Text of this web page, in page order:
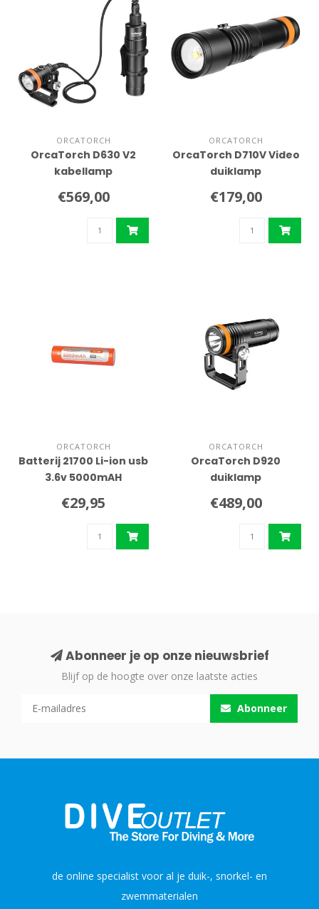
ORCATORCH
OrcaTorch D630 V2
kabellamp
€569,00
ORCATORCH
OrcaTorch D710V Video
duiklamp
€179,00
ORCATORCH
Batterij 21700 Li-ion usb
3.6v 5000mAH
€29,95
ORCATORCH
OrcaTorch D920
duiklamp
€489,00
Abonneer je op onze nieuwsbrief
Blijf op de hoogte over onze laatste acties
Abonneer
de online specialist voor al je duik-, snorkel- en
zwemmaterialen